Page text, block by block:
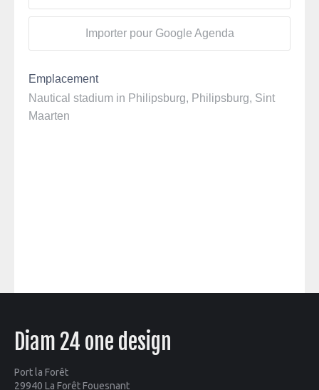
Importer pour Google Agenda
Emplacement
Nautical stadium in Philipsburg, Philipsburg, Sint
Maarten
Diam 24 one design
Port la Forêt
29940 La Forêt Fouesnant